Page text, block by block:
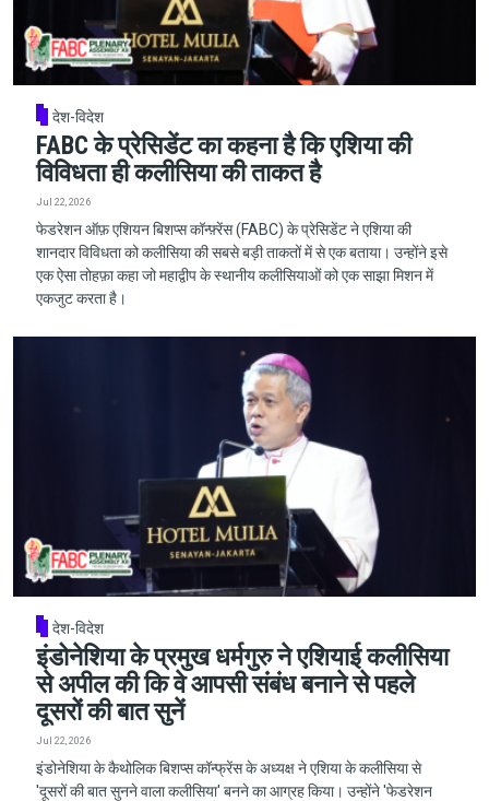
देश-विदेश
FABC के प्रेसिडेंट का कहना है कि एशिया की
विविधता ही कलीसिया की ताकत है
Jul 22, 2026
फेडरेशन ऑफ़ एशियन बिशप्स कॉन्फ़्रेंस (FABC) के प्रेसिडेंट ने एशिया की
शानदार विविधता को कलीसिया की सबसे बड़ी ताकतों में से एक बताया। उन्होंने इसे
एक ऐसा तोहफ़ा कहा जो महाद्वीप के स्थानीय कलीसियाओं को एक साझा मिशन में
एकजुट करता है।
देश-विदेश
इंडोनेशिया के प्रमुख धर्मगुरु ने एशियाई कलीसिया
से अपील की कि वे आपसी संबंध बनाने से पहले
दूसरों की बात सुनें
Jul 22, 2026
इंडोनेशिया के कैथोलिक बिशप्स कॉन्फ्रेंस के अध्यक्ष ने एशिया के कलीसिया से
'दूसरों की बात सुनने वाला कलीसिया' बनने का आग्रह किया। उन्होंने 'फेडरेशन